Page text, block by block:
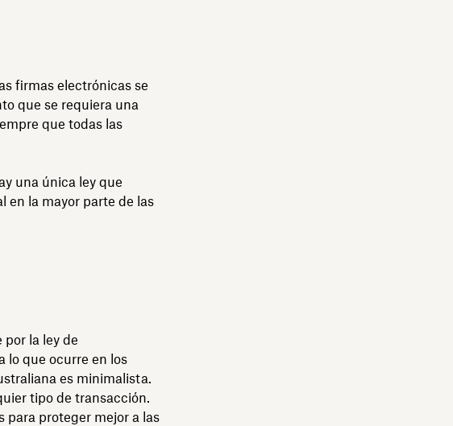
firmas electrónicas se
que se requiera una
que todas las
una única ley que
en la mayor parte de las
la ley de
lo que ocurre en los
es minimalista.
tipo de transacción.
para proteger mejor a las